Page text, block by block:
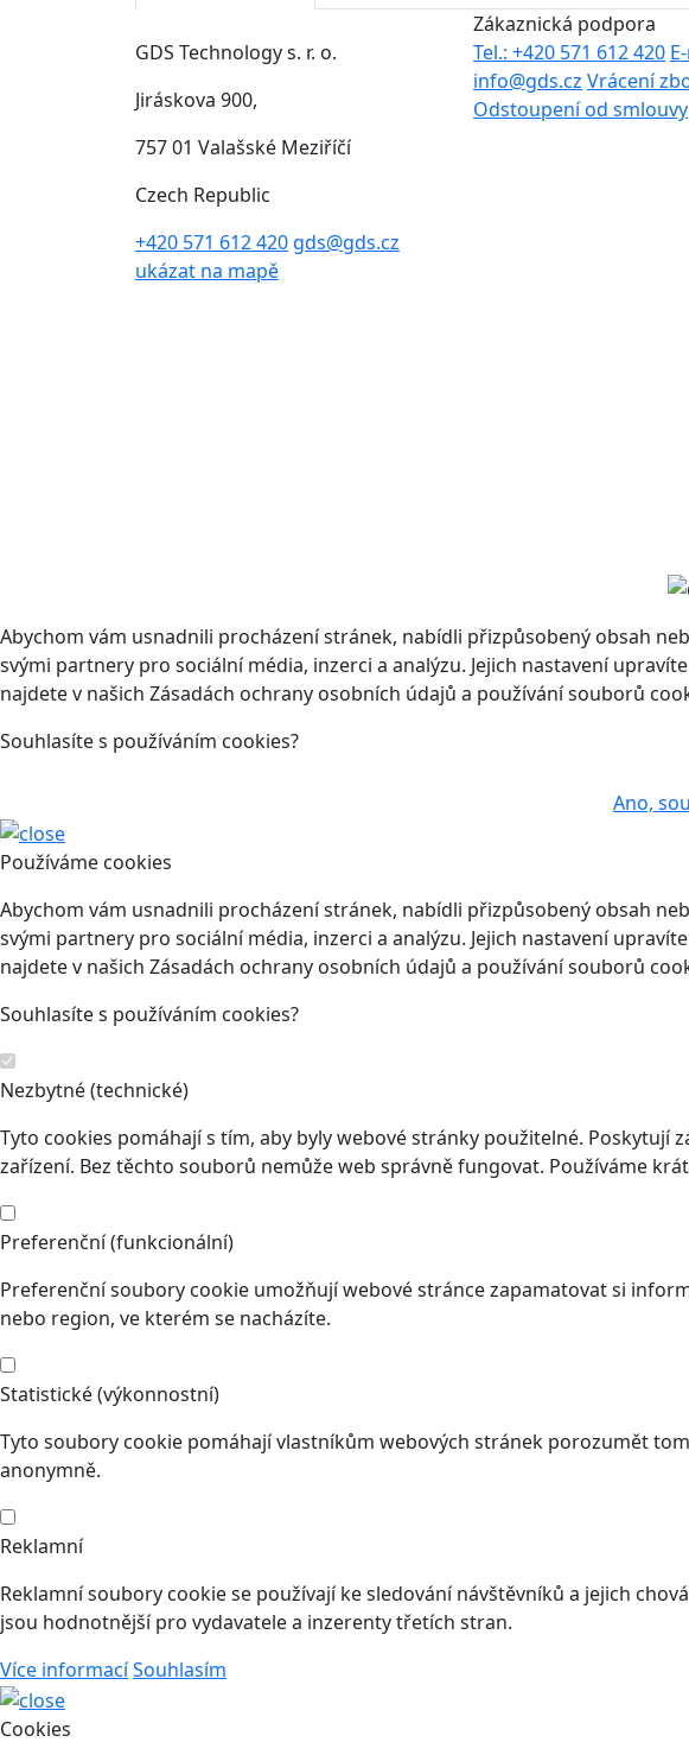
GDS Technology s. r. o.
Jiráskova 900,
757 01 Valašské Meziříčí
Czech Republic
+420 571 612 420 gds@gds.cz
ukázat na mapě
Zákaznická podpora
Tel.: +420 571 612 420
info@gds.cz Vrácení
Odstoupení od smlouvy
Abychom vám usnadnili procházení stránek, nabídli přizpůsobený obsah
svými partnery pro sociální média, inzerci a analýzu. Jejich nastavení
najdete v našich Zásadách ochrany osobních údajů a používání souborů
Souhlasíte s používáním cookies?
Ano,
Používáme cookies
Abychom vám usnadnili procházení stránek, nabídli přizpůsobený obsah
svými partnery pro sociální média, inzerci a analýzu. Jejich nastavení
najdete v našich Zásadách ochrany osobních údajů a používání souborů
Souhlasíte s používáním cookies?
Nezbytné (technické)
Tyto cookies pomáhají s tím, aby byly webové stránky použitelné. Poskytují
zařízení. Bez těchto souborů nemůže web správně fungovat. Používáme
Preferenční (funkcionální)
Preferenční soubory cookie umožňují webové stránce zapamatovat si
nebo region, ve kterém se nacházíte.
Statistické (výkonnostní)
Tyto soubory cookie pomáhají vlastníkům webových stránek porozumět
anonymně.
Reklamní
Reklamní soubory cookie se používají ke sledování návštěvníků a jejich
jsou hodnotnější pro vydavatele a inzerenty třetích stran.
Více informacíSouhlasím
Cookies